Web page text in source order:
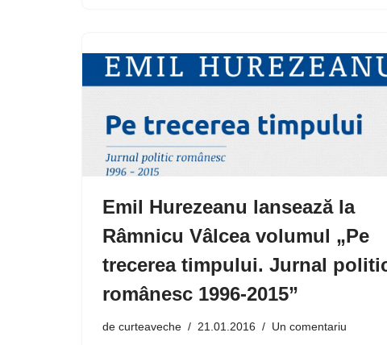
Emil Hurezeanu lansează la
Râmnicu Vâlcea volumul „Pe
trecerea timpului. Jurnal
românesc 1996-2015”
de curteaveche 21.01.2016 Un comentariu